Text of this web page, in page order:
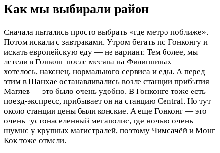
Как мы выбирали район
Сначала пытались просто выбрать «где метро поближе».
Потом искали с завтраками. Утром бегать по Гонконгу и
искать европейскую еду — не вариант. Тем более, мы
летели в Гонконг после месяца на Филиппинах —
хотелось, наконец, нормального сервиса и еды. А перед
этим в Шанхае останавливались возле станции прибытия
Маглев — это было очень удобно. В Гонконге тоже есть
поезд-экспресс, прибывает он на станцию Central. Но тут
около станции цены были конские. А еще Гонконг — это
очень густонаселенный мегаполис, где ночью очень
шумно у крупных магистралей, поэтому Чимсачёй и Монг
Кок тоже отмели.